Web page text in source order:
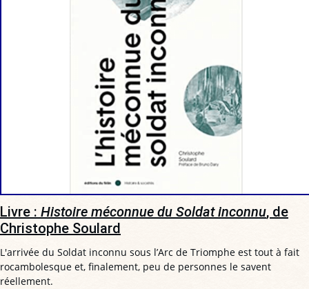
Livre : Histoire méconnue du Soldat inconnu, de
Christophe Soulard
L'arrivée du Soldat inconnu sous l’Arc de Triomphe est tout à fait
rocambolesque et, finalement, peu de personnes le savent
réellement.